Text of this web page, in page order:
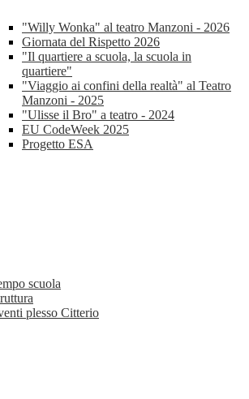
"Willy Wonka" al teatro Manzoni - 2026
Giornata del Rispetto 2026
"Il quartiere a scuola, la scuola in
quartiere"
"Viaggio ai confini della realtà" al Teatro
Manzoni - 2025
"Ulisse il Bro" a teatro - 2024
EU CodeWeek 2025
Progetto ESA
scuola
plesso Citterio